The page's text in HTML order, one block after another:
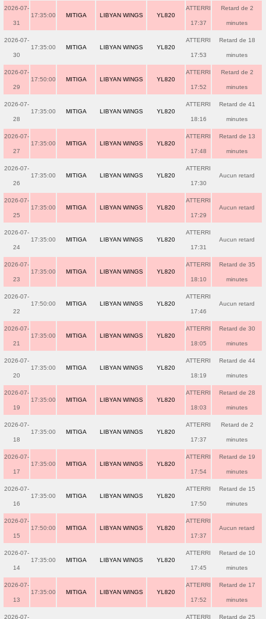
2026-07-
31
17:35:00 MITIGA LIBYAN WINGS YL820
ATTERRI
17:37
Retard de 2
minutes
2026-07-
30
17:35:00 MITIGA LIBYAN WINGS YL820
ATTERRI
17:53
Retard de 18
minutes
2026-07-
29
17:50:00 MITIGA LIBYAN WINGS YL820
ATTERRI
17:52
Retard de 2
minutes
2026-07-
28
17:35:00 MITIGA LIBYAN WINGS YL820
ATTERRI
18:16
Retard de 41
minutes
2026-07-
27
17:35:00 MITIGA LIBYAN WINGS YL820
ATTERRI
17:48
Retard de 13
minutes
2026-07-
26
17:35:00 MITIGA LIBYAN WINGS YL820
ATTERRI
17:30
Aucun retard
2026-07-
25
17:35:00 MITIGA LIBYAN WINGS YL820
ATTERRI
17:29
Aucun retard
2026-07-
24
17:35:00 MITIGA LIBYAN WINGS YL820
ATTERRI
17:31
Aucun retard
2026-07-
23
17:35:00 MITIGA LIBYAN WINGS YL820
ATTERRI
18:10
Retard de 35
minutes
2026-07-
22
17:50:00 MITIGA LIBYAN WINGS YL820
ATTERRI
17:46
Aucun retard
2026-07-
21
17:35:00 MITIGA LIBYAN WINGS YL820
ATTERRI
18:05
Retard de 30
minutes
2026-07-
20
17:35:00 MITIGA LIBYAN WINGS YL820
ATTERRI
18:19
Retard de 44
minutes
2026-07-
19
17:35:00 MITIGA LIBYAN WINGS YL820
ATTERRI
18:03
Retard de 28
minutes
2026-07-
18
17:35:00 MITIGA LIBYAN WINGS YL820
ATTERRI
17:37
Retard de 2
minutes
2026-07-
17
17:35:00 MITIGA LIBYAN WINGS YL820
ATTERRI
17:54
Retard de 19
minutes
2026-07-
16
17:35:00 MITIGA LIBYAN WINGS YL820
ATTERRI
17:50
Retard de 15
minutes
2026-07-
15
17:50:00 MITIGA LIBYAN WINGS YL820
ATTERRI
17:37
Aucun retard
2026-07-
14
17:35:00 MITIGA LIBYAN WINGS YL820
ATTERRI
17:45
Retard de 10
minutes
2026-07-
13
17:35:00 MITIGA LIBYAN WINGS YL820
ATTERRI
17:52
Retard de 17
minutes
2026-07- ATTERRI Retard de 25